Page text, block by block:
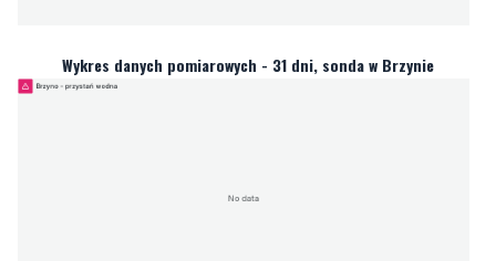
Wykres danych pomiarowych - 31 dni, sonda w Brzynie